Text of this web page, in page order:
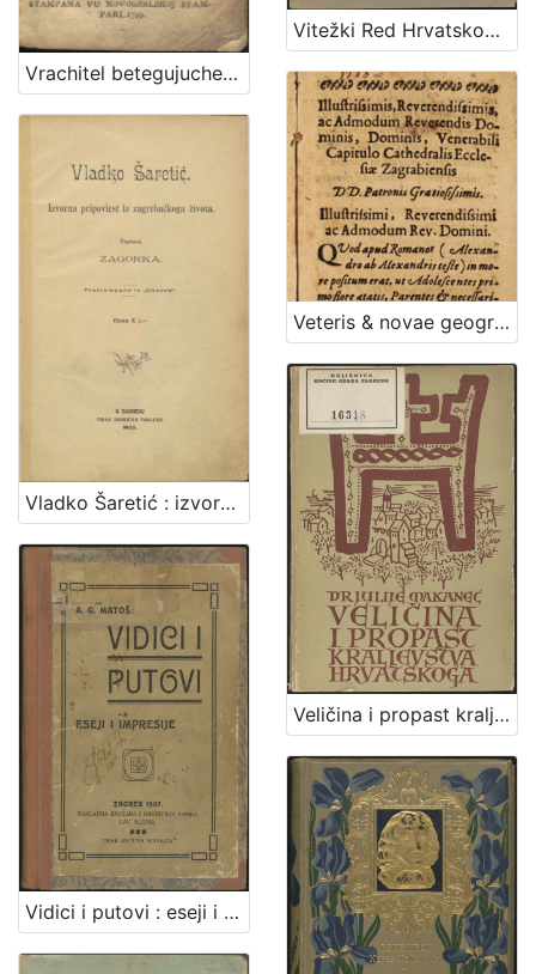
Vrachitel betegujuche sivine tho jeszt Vrachtva za rogatu marhu, kermke, y mladinu / van dana najpervich po J. G. O. R. G. Z. ; vezda pako po F. G. O. K. Z. na obchinzku haszen
Vladko Šaretić : izvorna pripoviest iz zagrebačkoga života / napisala Zagorka
Vitežki Red Hrvatskoga Zmaja
Vidici i putovi : eseji i impresije / A. G. Matoš
Veteris & novae geographiae compendiosa congeries. Seu Compendiosa expositio geographica Europae, Asiae, Africae, Americaeque tipo data, dum in almo caesareo Societatis Jesu Gymnasio Zagrabiensi mense Augusto, die Theses ex Universa Philosophia defenderet ... Andreas Svehar Croata Petriniensis / Praeside r.p. Jacobo Peiaczevich e Soc. Jesu aa. ll. & Philosophiae Professore
Veličina i propast kraljevstva hrvatskoga / Julije Makanec